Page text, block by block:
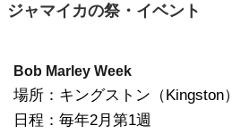
ジャマイカの祭・イベント
Bob Marley Week
場所：キングストン（Kingston）
日程：毎年2月第1週